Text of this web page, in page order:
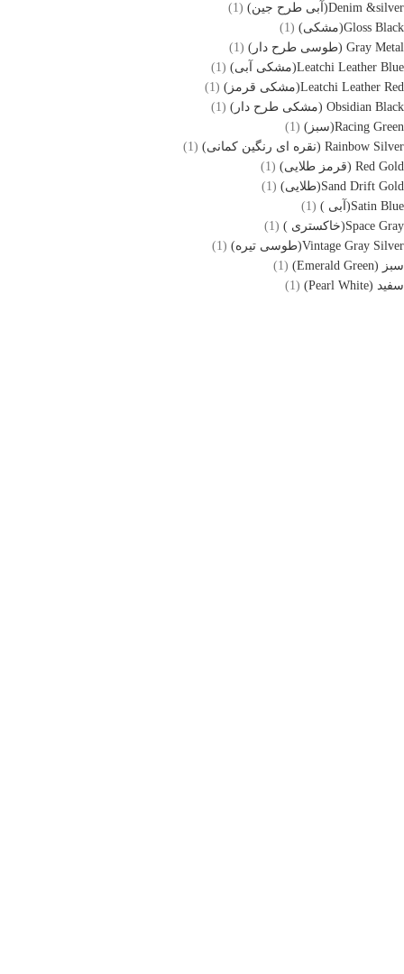
Denim &silver(آبی طرح جین)
(1)
Gloss Black(مشکی)
(1)
Gray Metal (طوسی طرح دار)
(1)
Leatchi Leather Blue(مشکی آبی)
(1)
Leatchi Leather Red(مشکی قرمز)
(1)
Obsidian Black (مشکی طرح دار)
(1)
Racing Green(سبز)
(1)
Rainbow Silver (نقره ای رنگین کمانی)
(1)
Red Gold (قرمز طلایی)
(1)
Sand Drift Gold(طلایی)
(1)
Satin Blue(آبی )
(1)
Space Gray(خاکستری )
(1)
Vintage Gray Silver(طوسی تیره)
(1)
سبز (Emerald Green)
(1)
سفید (Pearl White)
(1)